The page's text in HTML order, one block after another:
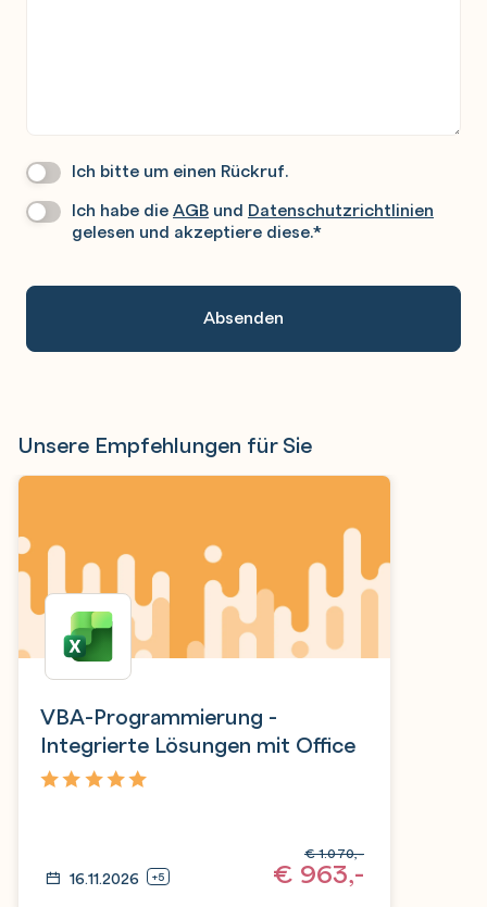
Wir
Sie
Ich bitte um einen Rückruf.
Datenschutz*
Ich habe dieAGB und Datenschutzrichtlinien
gelesen und akzeptiere diese.*
Unsere Empfehlungen für Sie
VBA-Programmierung -
Integrierte Lösungen mit Office
16.11.2026 +5 € 963,-
€1.070,-